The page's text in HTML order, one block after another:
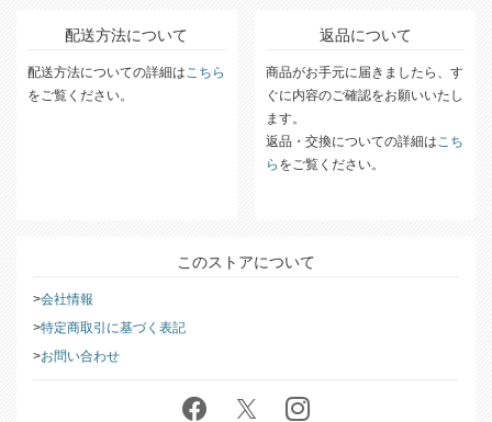
配送方法について
配送方法についての詳細は こちら
をご覧ください。
返品について
商品がお手元に届きましたら、す
ぐに内容のご確認をお願いいたし
ます。
返品・交換についての詳細は こち
ら をご覧ください。
このストアについて
会社情報
特定商取引に基づく表記
お問い合わせ